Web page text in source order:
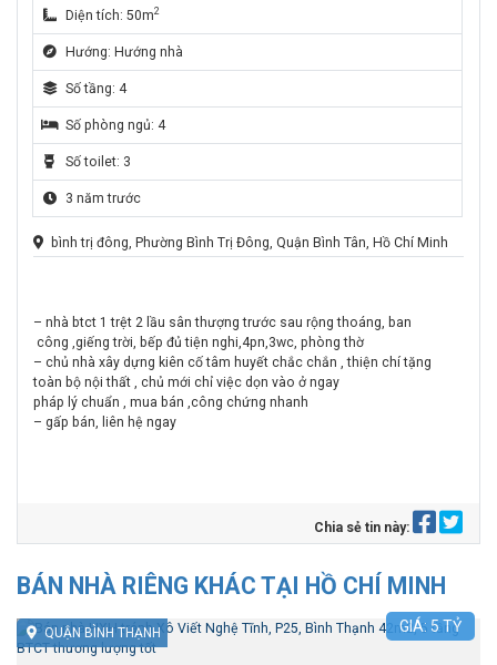
Diện tích: 50m2
Hướng: Hướng nhà
Số tầng: 4
Số phòng ngủ: 4
Số toilet: 3
3 năm trước
bình trị đông, Phường Bình Trị Đông, Quận Bình Tân, Hồ Chí Minh
– nhà btct 1 trệt 2 lầu sân thượng trước sau rộng thoáng, ban
công ,giếng trời, bếp đủ tiện nghi,4pn,3wc, phòng thờ
– chủ nhà xây dựng kiên cố tâm huyết chắc chắn , thiện chí tặng
toàn bộ nội thất , chủ mới chỉ việc dọn vào ở ngay
pháp lý chuẩn , mua bán ,công chứng nhanh
– gấp bán, liên hệ ngay
Chia sẻ tin này:
BÁN NHÀ RIÊNG KHÁC TẠI HỒ CHÍ MINH
QUẬN BÌNH THẠNH GIÁ:5TỶ